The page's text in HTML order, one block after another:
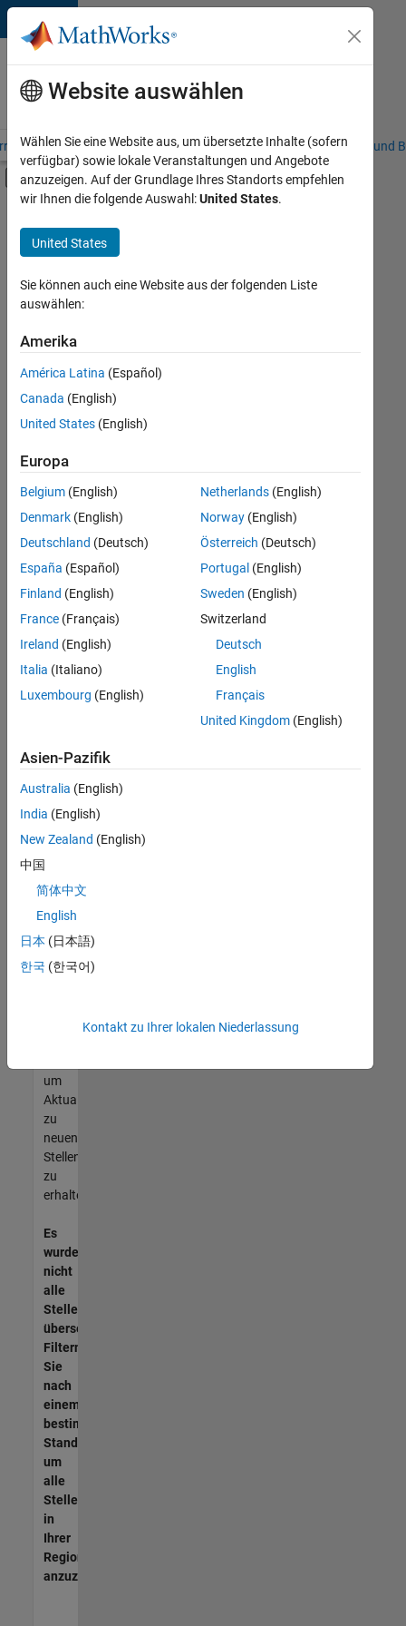
Weiter zum Inhalt
Karriere
bei
MathWorks
– Übersicht Stellensuche Niederlassungen Studierende und
Umschaltung für Off-Canvas-
Hauptinhalt
Information Technology
Customer Support
Education Sales
Marketing Communications
Marketing Services
Human Resources
+5
Derzeit
es
keine
offenen
Stellen,
Ihren
Suchkriterien
entsprechen.
können
die
Suchkriterien
weiter
fassen
oder
alle
Stellenangebote
anzeigen .
noch
keine
offenen
Stellen
können,
die
Ihren
entsprechen,
werden
unseres
um
Aktualisierungen
zu
neuen
Stellenangeboten
zu
erhalten.
Es
wurden
nicht
alle
Stellen
übersetzt.
Filtern
Sie
nach
einem
bestimmten
Standort,
um
alle
Stellenangebote
in
Ihrer
Region
anzuzeigen.
Website auswählen
Wählen Sie eine Website aus, um übersetzte Inhalte (sofern
verfügbar) sowie lokale Veranstaltungen und Angebote
anzuzeigen. Auf der Grundlage Ihres Standorts empfehlen
wir Ihnen die folgende Auswahl:United States.
United States
Sie können auch eine Website aus der folgenden Liste
auswählen:
Amerika
América Latina (Español)
Canada (English)
United States (English)
Europa
Belgium (English)
Denmark (English)
Deutschland (Deutsch)
España (Español)
Finland (English)
France (Français)
Ireland (English)
Italia (Italiano)
Luxembourg (English)
Netherlands(English)
Norway(English)
Österreich (Deutsch)
Portugal (English)
Sweden (English)
Switzerland
Deutsch
English
Français
United Kingdom(English)
Asien-Pazifik
Australia (English)
India (English)
New Zealand (English)
中国
简体中文
English
日本 (日本語)
한국 (한국어)
Kontakt zu Ihrer lokalen Niederlassung